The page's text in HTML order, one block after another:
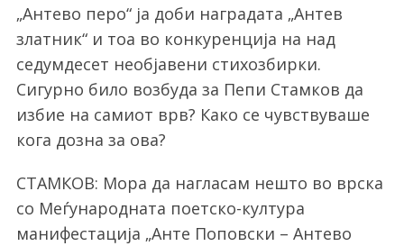
„Антево перо“ ја доби наградата „Антев
златник“ и тоа во конкуренција на над
седумдесет необјавени стихозбирки.
Сигурно било возбуда за Пепи Стамков да
избие на самиот врв? Како се чувствуваше
кога дозна за ова?
СТАМКОВ: Мора да нагласам нешто во врска
со Меѓународната поетско-култура
манифестација „Анте Поповски – Антево